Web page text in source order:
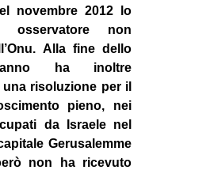
novembre 2012 lo
osservatore non
Alla fine dello
ha inoltre
risoluzione per il
pieno, nei
da Israele nel
Gerusalemme
non ha ricevuto